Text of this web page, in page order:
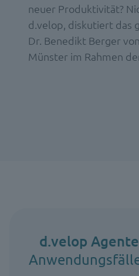
neuer Produktivität?
d.velop, diskutiert das
Dr. Benedikt Berger
Münster im Rahmen
d.velop